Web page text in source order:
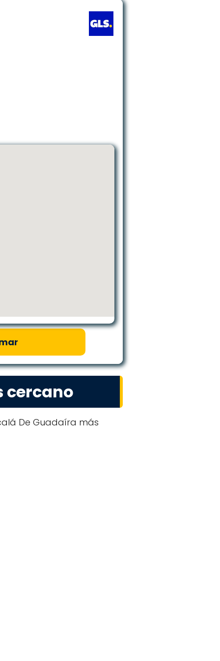
cercano
De Guadaíra más